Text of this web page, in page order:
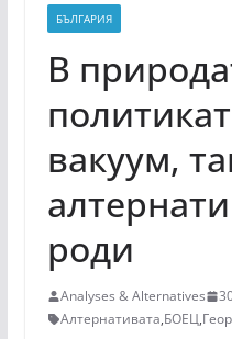
БЪЛГАРИЯ
В
вакуум,
роди
Analyses & Alternatives
Алтернативата,БОЕЦ,